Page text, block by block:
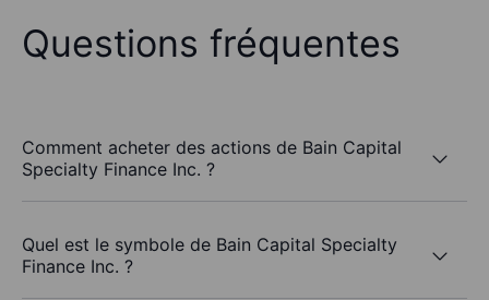
Questions fréquentes
Comment acheter des actions de Bain Capital
Specialty Finance Inc. ?
Quel est le symbole de Bain Capital Specialty
Finance Inc. ?